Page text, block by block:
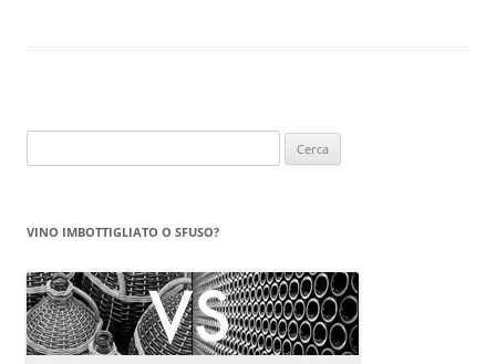
per:
VINO IMBOTTIGLIATO O SFUSO?